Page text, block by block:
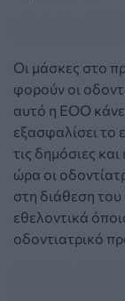
Οι μάσκες στο
φορούν οι
αυτό η ΕΟΟ
εξασφαλίσει το
τις δημόσιες
ώρα οι
στη διάθεση
εθελοντικά
οδοντιατρικό